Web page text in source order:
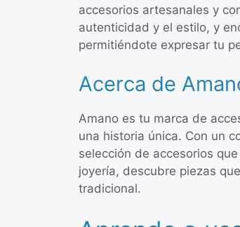
accesorios artesanales y
autenticidad y el estilo, y
permitiéndote expresar tu
Acerca de
Amano es tu marca de
una historia única. Con un
selección de accesorios
joyería, descubre piezas
tradicional.